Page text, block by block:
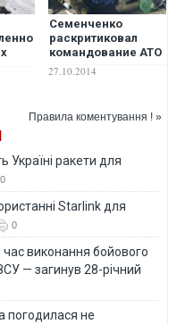
Семенченко
раскритиковал
командование АТО
27.10.2014
Правила коментування ! »
ракети для
0
Starlink для
0
час виконання бойового
— загинув 28-річний
погодилася не